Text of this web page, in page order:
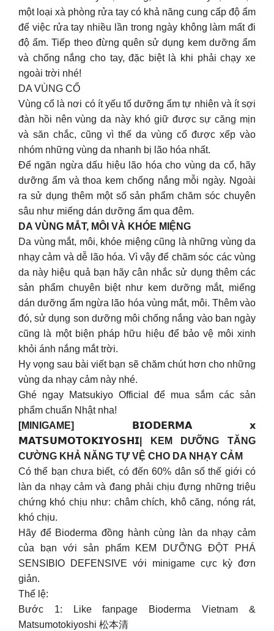
một loại xà phòng rửa tay có khả năng cung cấp độ ẩm
để việc rửa tay nhiều lần trong ngày không làm mất đi
độ ẩm. Tiếp theo đừng quên sử dụng kem dưỡng ẩm
và chống nắng cho tay, đặc biệt là khi phải chạy xe
ngoài trời nhé!
DA VÙNG CỔ
Vùng cổ là nơi có ít yếu tố dưỡng ẩm tự nhiên và ít sợi
đàn hồi nên vùng da này khó giữ được sự căng mịn
và săn chắc, cũng vì thế da vùng cổ được xếp vào
nhóm những vùng da nhanh bị lão hóa nhất.
Để ngăn ngừa dấu hiệu lão hóa cho vùng da cổ, hãy
dưỡng ẩm và thoa kem chống nắng mỗi ngày. Ngoài
ra sử dụng thêm một số sản phẩm chăm sóc chuyên
sâu như miếng dán dưỡng ẩm qua đêm.
DA VÙNG MẮT, MÔI VÀ KHÓE MIỆNG
Da vùng mắt, môi, khóe miệng cũng là những vùng da
nhạy cảm và dễ lão hóa. Vì vậy để chăm sóc các vùng
da này hiệu quả bạn hãy cân nhắc sử dụng thêm các
sản phẩm chuyên biệt như kem dưỡng mắt, miếng
dán dưỡng ẩm ngừa lão hóa vùng mắt, môi. Thêm vào
đó, sử dụng son dưỡng môi chống nắng vào ban ngày
cũng là một biện pháp hữu hiệu để bảo vệ môi xinh
khỏi ánh nắng mắt trời.
Hy vọng sau bài viết bạn sẽ chăm chút hơn cho những
vùng da nhạy cảm này nhé.
Ghé ngay Matsukiyo Official để mua sắm các sản
phẩm chuẩn Nhật nha!
[MINIGAME] 𝗕𝗜𝗢𝗗𝗘𝗥𝗠𝗔 𝘅
𝗠𝗔𝗧𝗦𝗨𝗠𝗢𝗧𝗢𝗞𝗜𝗬𝗢𝗦𝗛𝗜| KEM DƯỠNG TĂNG
CƯỜNG KHẢ NĂNG TỰ VỆ CHO DA NHẠY CẢM
Có thể bạn chưa biết, có đến 60% dân số thế giới có
làn da nhạy cảm và đang phải chịu đựng những triệu
chứng khó chịu như: châm chích, khô căng, nóng rát,
khó chịu.
Hãy để Bioderma đồng hành cùng làn da nhạy cảm
của bạn với sản phẩm KEM DƯỠNG ĐỘT PHÁ
SENSIBIO DEFENSIVE với minigame cực kỳ đơn
giản.
Thể lệ:
Bước 1: Like fanpage Bioderma Vietnam &
Matsumotokiyoshi 松本清